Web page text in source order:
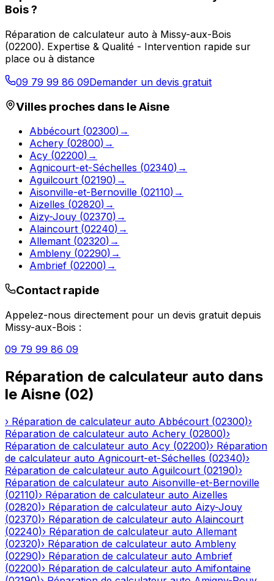
Bois?
Réparation de calculateur auto à Missy-aux-Bois
(02200). Expertise & Qualité - Intervention rapide sur
place ou à distance
09 79 99 86 09Demander un devis gratuit
Villes proches dans leAisne
Abbécourt (02300) →
Achery (02800) →
Acy (02200) →
Agnicourt-et-Séchelles (02340) →
Aguilcourt (02190) →
Aisonville-et-Bernoville (02110) →
Aizelles (02820) →
Aizy-Jouy (02370) →
Alaincourt (02240) →
Allemant (02320) →
Ambleny (02290) →
Ambrief (02200) →
Contact rapide
Appelez-nous directement pour un devis gratuit depuis
Missy-aux-Bois :
09 79 99 86 09
Réparation de calculateur auto dans
le Aisne (02)
› Réparation de calculateur auto Abbécourt (02300)›
Réparation de calculateur auto Achery (02800)›
Réparation de calculateur auto Acy (02200)› Réparation
de calculateur auto Agnicourt-et-Séchelles (02340)›
Réparation de calculateur auto Aguilcourt (02190)›
Réparation de calculateur auto Aisonville-et-Bernoville
(02110)› Réparation de calculateur auto Aizelles
(02820)› Réparation de calculateur auto Aizy-Jouy
(02370)› Réparation de calculateur auto Alaincourt
(02240)› Réparation de calculateur auto Allemant
(02320)› Réparation de calculateur auto Ambleny
(02290)› Réparation de calculateur auto Ambrief
(02200)› Réparation de calculateur auto Amifontaine